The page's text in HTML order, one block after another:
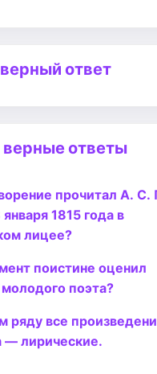
ответ
ответы
прочитал А.
1815 года в
лицее?
поистине оценил
молодого поэта?
ряду все
лирические.